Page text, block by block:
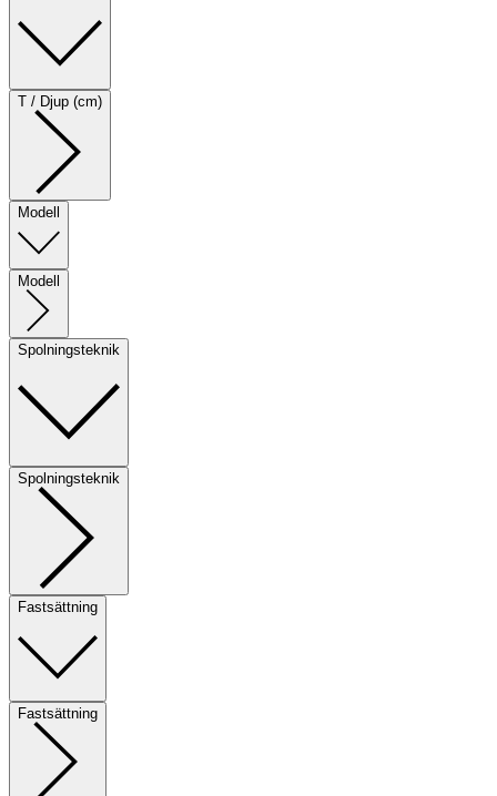
T / Djup (cm)
Modell
Modell
Spolningsteknik
Spolningsteknik
Fastsättning
Fastsättning